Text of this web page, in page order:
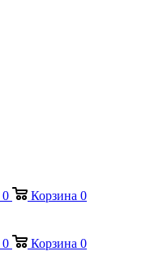
0 Корзина 0
0 Корзина 0